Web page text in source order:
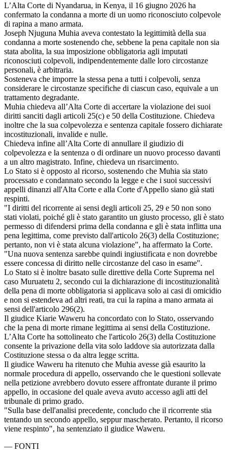
L’Alta Corte di Nyandarua, in Kenya, il 16 giugno 2026 ha
confermato la condanna a morte di un uomo riconosciuto colpevole
di rapina a mano armata.
Joseph Njuguna Muhia aveva contestato la legittimità della sua
condanna a morte sostenendo che, sebbene la pena capitale non sia
stata abolita, la sua imposizione obbligatoria agli imputati
riconosciuti colpevoli, indipendentemente dalle loro circostanze
personali, è arbitraria.
Sosteneva che imporre la stessa pena a tutti i colpevoli, senza
considerare le circostanze specifiche di ciascun caso, equivale a un
trattamento degradante.
Muhia chiedeva all’Alta Corte di accertare la violazione dei suoi
diritti sanciti dagli articoli 25(c) e 50 della Costituzione. Chiedeva
inoltre che la sua colpevolezza e sentenza capitale fossero dichiarate
incostituzionali, invalide e nulle.
Chiedeva infine all’Alta Corte di annullare il giudizio di
colpevolezza e la sentenza o di ordinare un nuovo processo davanti
a un altro magistrato. Infine, chiedeva un risarcimento.
Lo Stato si è opposto al ricorso, sostenendo che Muhia sia stato
processato e condannato secondo la legge e che i suoi successivi
appelli dinanzi all'Alta Corte e alla Corte d'Appello siano già stati
respinti.
"I diritti del ricorrente ai sensi degli articoli 25, 29 e 50 non sono
stati violati, poiché gli è stato garantito un giusto processo, gli è stato
permesso di difendersi prima della condanna e gli è stata inflitta una
pena legittima, come previsto dall'articolo 26(3) della Costituzione;
pertanto, non vi è stata alcuna violazione", ha affermato la Corte.
"Una nuova sentenza sarebbe quindi ingiustificata e non dovrebbe
essere concessa di diritto nelle circostanze del caso in esame".
Lo Stato si è inoltre basato sulle direttive della Corte Suprema nel
caso Muruatetu 2, secondo cui la dichiarazione di incostituzionalità
della pena di morte obbligatoria si applicava solo ai casi di omicidio
e non si estendeva ad altri reati, tra cui la rapina a mano armata ai
sensi dell'articolo 296(2).
Il giudice Kiarie Waweru ha concordato con lo Stato, osservando
che la pena di morte rimane legittima ai sensi della Costituzione.
L’Alta Corte ha sottolineato che l'articolo 26(3) della Costituzione
consente la privazione della vita solo laddove sia autorizzata dalla
Costituzione stessa o da altra legge scritta.
Il giudice Waweru ha ritenuto che Muhia avesse già esaurito la
normale procedura di appello, osservando che le questioni sollevate
nella petizione avrebbero dovuto essere affrontate durante il primo
appello, in occasione del quale aveva avuto accesso agli atti del
tribunale di primo grado.
"Sulla base dell'analisi precedente, concludo che il ricorrente stia
tentando un secondo appello, seppur mascherato. Pertanto, il ricorso
viene respinto", ha sentenziato il giudice Waweru.
— FONTI